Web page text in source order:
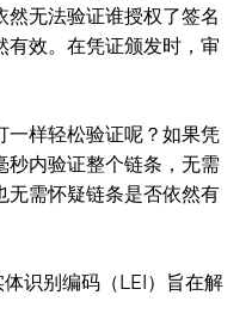
无法验证谁授权了签名
有效。在凭证颁发时，审
一样轻松验证呢？如果凭
秒内验证整个链条，无需
无需怀疑链条是否依然有
识别编码（LEI）旨在解